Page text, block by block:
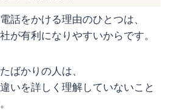
話をかける理由のひとつは、
が有利になりやすいからです。
ばかりの人は、
いを詳しく理解していないこと